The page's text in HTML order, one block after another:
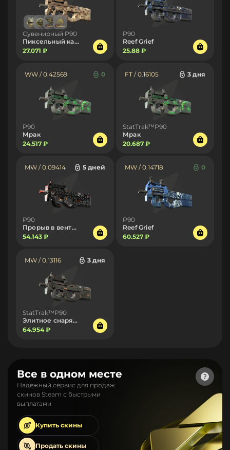
Сувенирный P90
Пиксельный камуфляж «Пустыня»
27.071 ₽
P90
Reef Grief
25.88 ₽
WW / 0.42569 0
P90
Мрак
24.517 ₽
FT / 0.16105 3 дня
StatTrak™P90
Мрак
20.687 ₽
MW / 0.09414 5 дней
P90
Прорыв в вентиляцию
54.143 ₽
MW / 0.14718 0
P90
Reef Grief
60.527 ₽
MW / 0.13116 3 дня
StatTrak™P90
Элитное снаряжение
64.954 ₽
Все в одном месте
Надежный сервис для продаж
скинов Steam с быстрыми
выплатами
Купить скины
Продать скины